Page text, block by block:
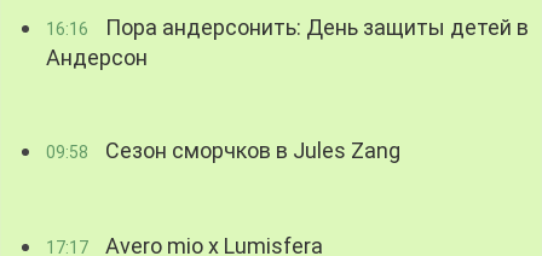
16:16
Пора андерсонить: День защиты детей в
Андерсон
09:58 Сезон сморчков в Jules Zang
17:17 Avero mio x Lumisfera